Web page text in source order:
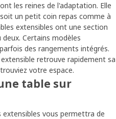
les reines de l'adaptation. Elle
un petit coin repas comme à
extensibles ont une section
Certains modèles
des rangements intégrés.
retrouve rapidement sa
votre espace.
table sur
vous permettra de